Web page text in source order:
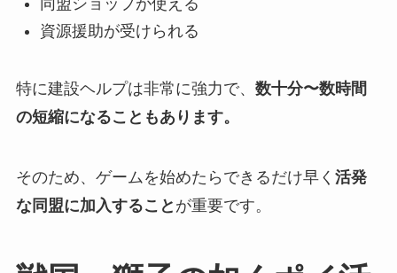
同盟ショップが使える
資源援助が受けられる
特に建設ヘルプは非常に強力で、 数十分〜数時間
の短縮になることもあります。
そのため、ゲームを始めたらできるだけ早く 活発
な同盟に加入すること が重要です。